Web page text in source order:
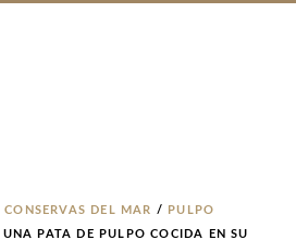
CONSERVAS DEL MAR /
PULPO
PATA DE PULPO COCIDA EN SU